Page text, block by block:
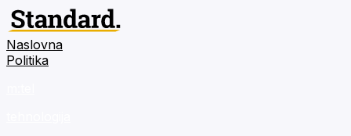
Naslovna
Politika